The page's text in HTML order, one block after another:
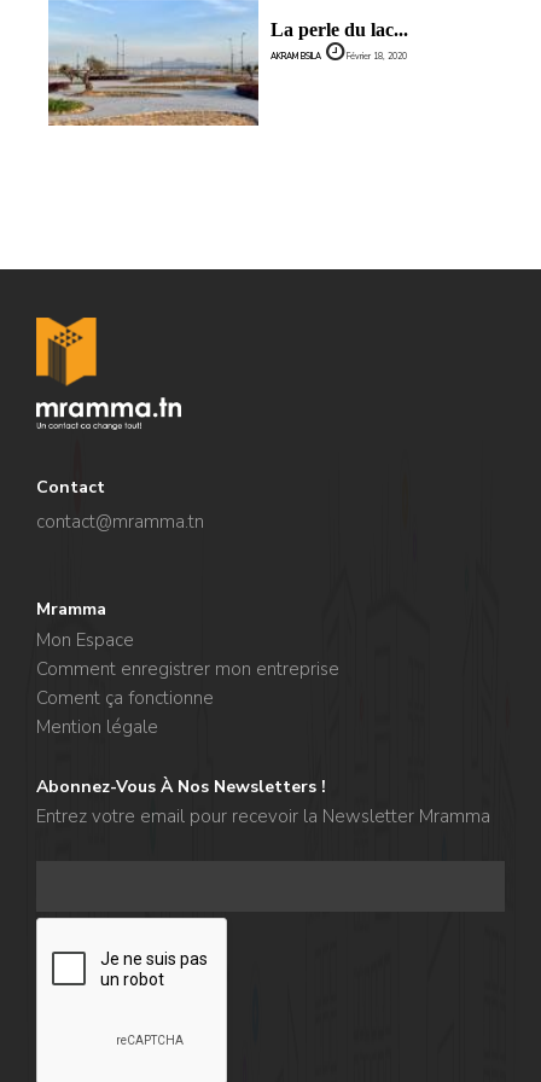
La perle du lac...
AKRAM BSILA Février 18, 2020
Contact
contact@mramma.tn
Mramma
Mon Espace
Comment enregistrer mon entreprise
Coment ça fonctionne
Mention légale
Abonnez-Vous À Nos Newsletters !
Entrez votre email pour recevoir la Newsletter Mramma